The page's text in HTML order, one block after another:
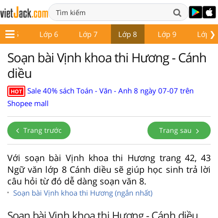
❯
Lớp 5 Lớp 6 Lớp 7 Lớp 8 Lớp 9 Lớp
Soạn bài Vịnh khoa thi Hương - Cánh
diều
HOT
Sale 40% sách Toán - Văn - Anh 8 ngày 07-07 trên
Shopee mall
Trang trước Trang sau
Với soạn bài Vịnh khoa thi Hương trang 42, 43
Ngữ văn lớp 8 Cánh diều sẽ giúp học sinh trả lời
câu hỏi từ đó dễ dàng soạn văn 8.
Soạn bài Vịnh khoa thi Hương (ngắn nhất)
Soạn bài Vịnh khoa thi Hương - Cánh diều